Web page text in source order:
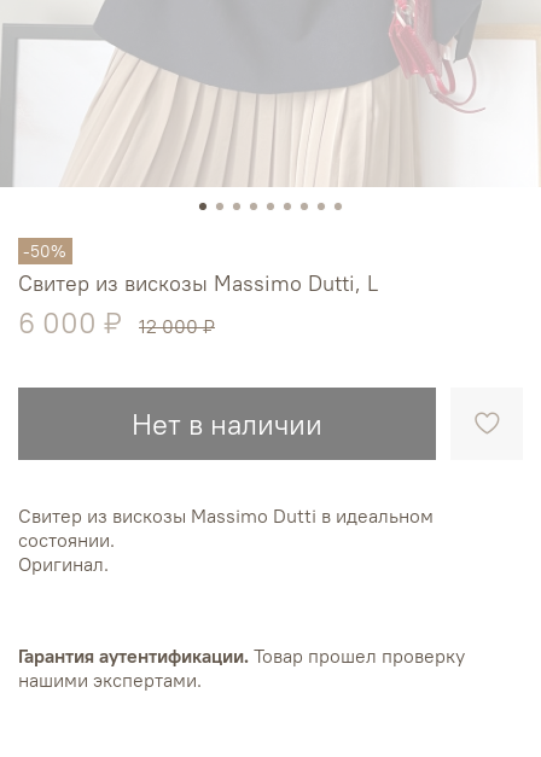
-50%
Свитер из вискозы Massimo Dutti, L
6 000 ₽ 12 000 ₽
Нет в наличии
Свитер из вискозы Massimo Dutti в идеальном
состоянии.
Оригинал.
Гарантия аутентификации. Товар прошел проверку
нашими экспертами.